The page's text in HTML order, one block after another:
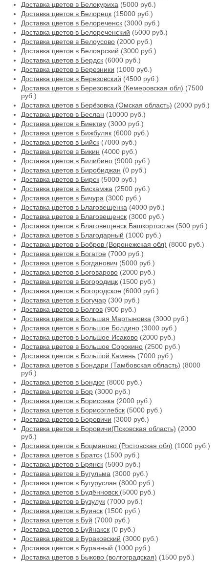
Доставка цветов в Белокуриха (5000 руб.)
Доставка цветов в Белорецк (15000 руб.)
Доставка цветов в Белореченск (3000 руб.)
Доставка цветов в Белореченский (5000 руб.)
Доставка цветов в Белоусово (2000 руб.)
Доставка цветов в Белоярский (3000 руб.)
Доставка цветов в Бердск (6000 руб.)
Доставка цветов в Березники (1000 руб.)
Доставка цветов в Березовский (4500 руб.)
Доставка цветов в Березовский (Кемеровская обл) (7500
руб.)
Доставка цветов в Берёзовка (Омская область) (2000 руб.)
Доставка цветов в Беслан (10000 руб.)
Доставка цветов в Биектау (3000 руб.)
Доставка цветов в Бижбуляк (6000 руб.)
Доставка цветов в Бийск (7000 руб.)
Доставка цветов в Бикин (4000 руб.)
Доставка цветов в Билибино (9000 руб.)
Доставка цветов в Биробиджан (0 руб.)
Доставка цветов в Бирск (5000 руб.)
Доставка цветов в Бискамжа (2500 руб.)
Доставка цветов в Бичура (3000 руб.)
Доставка цветов в Благовещенка (4000 руб.)
Доставка цветов в Благовещенск (3000 руб.)
Доставка цветов в Благовещенск Башкортостан (500 руб.)
Доставка цветов в Благодарный (1000 руб.)
Доставка цветов в Бобров (Воронежская обл) (8000 руб.)
Доставка цветов в Богатое (7000 руб.)
Доставка цветов в Богданович (5000 руб.)
Доставка цветов в Боговарово (2000 руб.)
Доставка цветов в Богородицк (1500 руб.)
Доставка цветов в Богородское (6000 руб.)
Доставка цветов в Богучар (300 руб.)
Доставка цветов в Болгов (900 руб.)
Доставка цветов в Большая Мартыновка (3000 руб.)
Доставка цветов в Большое Болдино (3000 руб.)
Доставка цветов в Большое Исаково (2000 руб.)
Доставка цветов в Большое Сорокино (2500 руб.)
Доставка цветов в Большой Камень (7000 руб.)
Доставка цветов в Бондари (Тамбовская область) (8000
руб.)
Доставка цветов в Бондюг (8000 руб.)
Доставка цветов в Бор (3000 руб.)
Доставка цветов в Борисовка (2000 руб.)
Доставка цветов в Борисоглебск (5000 руб.)
Доставка цветов в Боровичи (3000 руб.)
Доставка цветов в Боровичи(Псковская область) (2000
руб.)
Доставка цветов в Боцманово (Ростовская обл) (1000 руб.)
Доставка цветов в Братск (1500 руб.)
Доставка цветов в Брянск (5000 руб.)
Доставка цветов в Бугульма (3000 руб.)
Доставка цветов в Бугуруслан (8000 руб.)
Доставка цветов в Будённовск (5000 руб.)
Доставка цветов в Бузулук (7000 руб.)
Доставка цветов в Буинск (1500 руб.)
Доставка цветов в Буй (7000 руб.)
Доставка цветов в Буйнакск (0 руб.)
Доставка цветов в Бураковский (3000 руб.)
Доставка цветов в Буранный (1000 руб.)
Доставка цветов в Быково (волгоградская) (1500 руб.)